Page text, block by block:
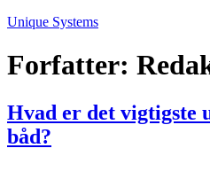
Fortsæt
indhold
Unique Systems
Forfatter:
Hvad er det vigtigste
båd?